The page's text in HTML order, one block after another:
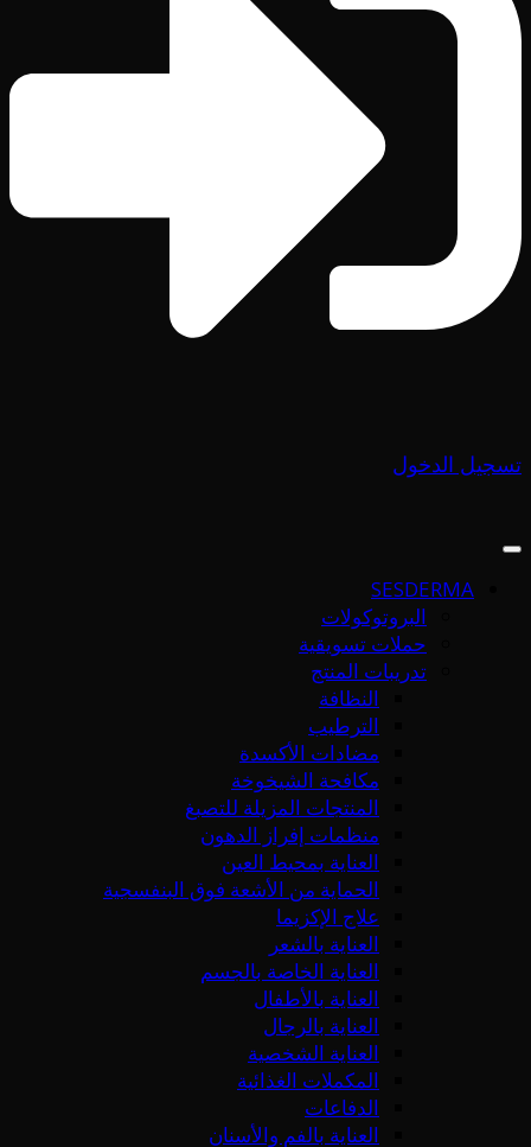
تسجيل الدخول
SESDERMA
البروتوكولات
حملات تسويقية
تدريبات المنتج
النظافة
الترطيب
مضادات الأكسدة
مكافحة الشيخوخة
المنتجات المزيلة للتصبغ
منظمات إفراز الدهون
العناية بمحيط العين
الحماية من الأشعة فوق البنفسجية
علاج الإكزيما
العناية بالشعر
العناية الخاصة بالجسم
العناية بالأطفال
العناية بالرجال
العناية الشخصية
المكملات الغذائية
الدفاعات
العناية بالفم والأسنان